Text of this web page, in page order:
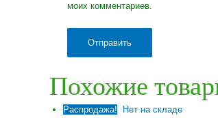
моих комментариев.
Похожие
Распродажа!
Нет на складе